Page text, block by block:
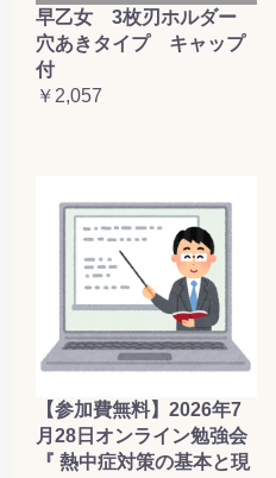
早乙女 3枚刃ホルダー
穴あきタイプ キャップ
付
￥2,057
【参加費無料】2026年7
月28日オンライン勉強会
『 熱中症対策の基本と現